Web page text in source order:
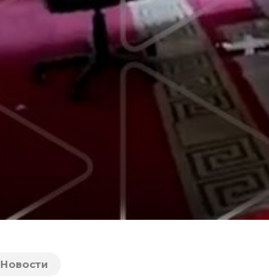
Новости